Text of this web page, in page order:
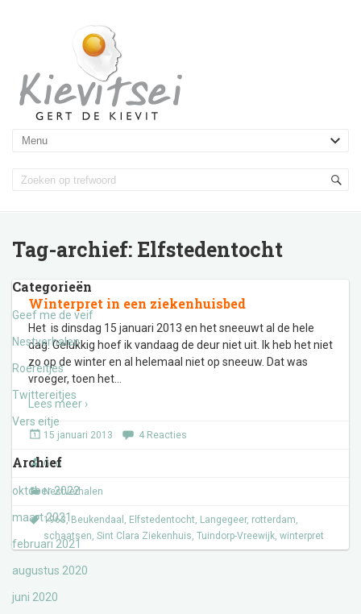
Tag-archief: Elfstedentocht
Categorieën
Geef me de veif
Nestverhalen
Roereitjes
Twittereitjes
Vers eitje
Archief
oktober 2022
maart 2021
februari 2021
augustus 2020
juni 2020
Winterpret in een ziekenhuisbed
Het is dinsdag 15 januari 2013 en het sneeuwt al de hele
dag. Gelukkig hoef ik vandaag de deur niet uit. Ik heb het niet
zo op de winter en al helemaal niet op sneeuw. Dat was
vroeger, toen het
Lees meer ›
15 januari 2013 4 Reacties
Gert
Nestverhalen
1963, Beukendaal , Elfstedentocht, Langegeer, rotterdam,
schaatsen, Sint Clara Ziekenhuis, Tuindorp-Vreewijk, winterpret